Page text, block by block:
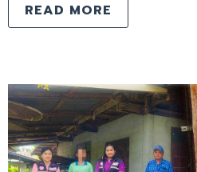
READ MORE